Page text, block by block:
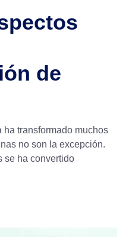
de
transformado muchos
no son la excepción.
se ha convertido